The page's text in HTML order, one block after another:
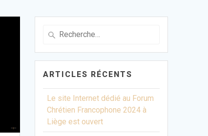
Recherche
:
ARTICLES RÉCENTS
Le site Internet dédié au Forum
Chrétien Francophone 2024 à
Liège est ouvert